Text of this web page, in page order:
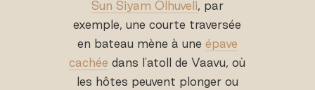
Sun Siyam Olhuveli, par
exemple, une courte traversée
en bateau mène à une épave
cachée dans l'atoll de Vaavu, où
les hôtes peuvent plonger ou